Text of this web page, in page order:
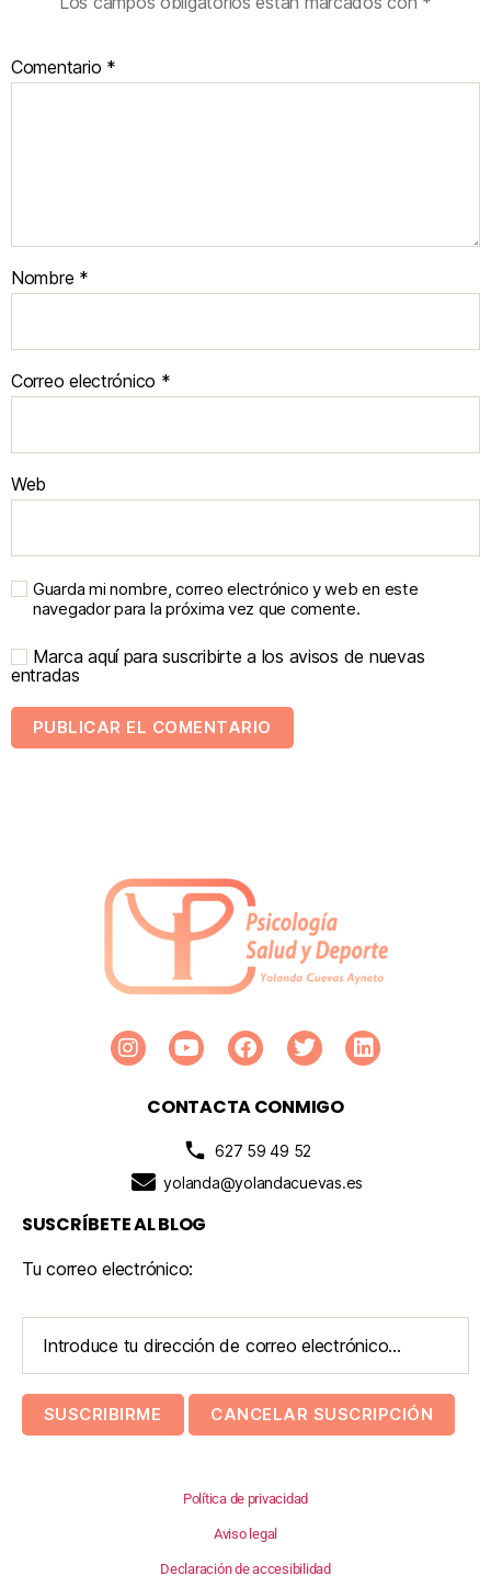
Comentario *
Nombre *
Correo electrónico *
Web
Guarda mi nombre, correo electrónico y web en este
navegador para la próxima vez que comente.
Marca aquí para suscribirte a los avisos de nuevas
entradas
CONTACTA CONMIGO
627 59 49 52
yolanda@yolandacuevas.es
SUSCRÍBETE AL BLOG
Tu correo electrónico:
Política de privacidad
Aviso legal
Declaración de accesibilidad